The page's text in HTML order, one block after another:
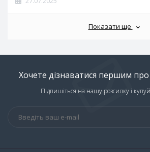
Показати ще
Хочете дізнаватися першим про
Підпишіться на нашу розсилку і